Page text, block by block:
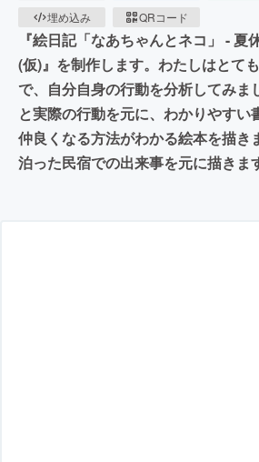
埋め込み
QRコード
『絵日記「なあちゃんとネコ」 - 夏
(仮)』を制作します。わたしはとて
で、自分自身の行動を分析してみま
と実際の行動を元に、わかりやすい
仲良くなる方法がわかる絵本を描き
泊った民宿での出来事を元に描きま